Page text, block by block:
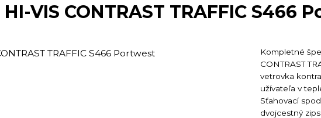
VIS CONTRAST TRAFFIC S466
Kompletné
CONTRAST
vetrovka
užívateľa v
Sťahovací
dvojcestný